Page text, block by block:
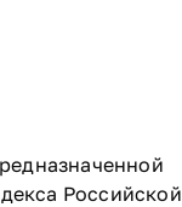
Российской